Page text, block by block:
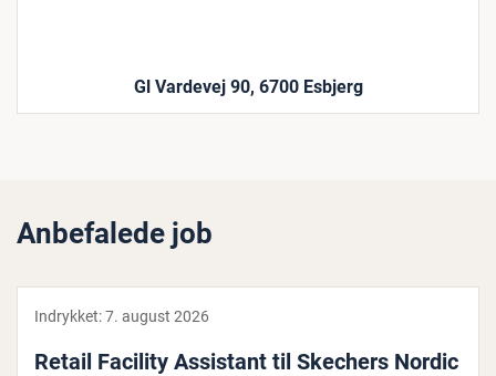
Gl Vardevej 90, 6700 Esbjerg
Anbefalede job
Indrykket:7. august 2026
Retail Facility Assistant til Skechers Nordic